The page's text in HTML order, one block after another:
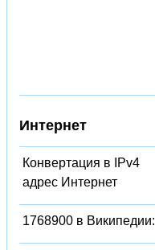
Интернет
Конвертация в IPv4
адрес Интернет
1768900 в Википедии: